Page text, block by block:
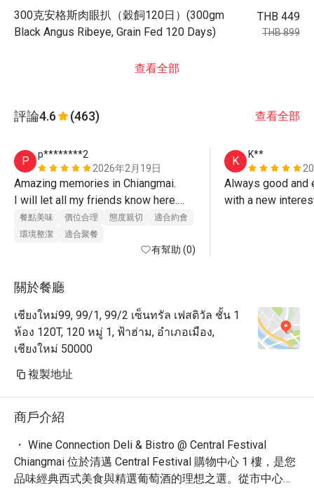
300克安格斯肉眼扒（穀飼120日）(300gm
Black Angus Ribeye, Grain Fed 120 Days)
THB 449
THB 899
查看全部
評論4.6 (463) 查看全部
P
p********2
2026年2月19日
Amazing memories in Chiangmai.
I will let all my friends know here.
餐點美味 價位合理 態度親切
適合約會
環境整潔
適合聚餐
有幫助 (0)
K
K**
Always good and
with a new
關於餐廳
เชียงใหม่99, 99/1, 99/2 เซ็นทรัล เฟสติวัล ชั้น 1
ห้อง 120T, 120 หมู่ 1, ฟ้าฮ่าม, อำเภอเมือง,
เชียงใหม่ 50000
複製地址
商戶介紹
・ Wine Connection Deli & Bistro @ Central Festival
Chiangmai 位於清邁 Central Festival 購物中心 1 樓，是您
品味經典西式美食與精選葡萄酒的理想之選。從市中心輕